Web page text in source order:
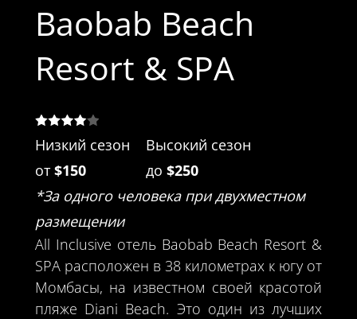
Baobab Beach
Resort & SPA
Низкий сезон
от$150
Высокий сезон
до $250
*За одного человека при двухместном
размещении
All Inclusive отель Baobab Beach Resort &
SPA расположен в 38 километрах к югу от
Момбасы, на известном своей красотой
пляже Diani Beach. Это один из лучших